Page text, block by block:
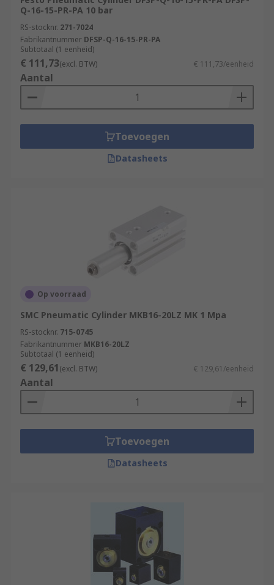
Q-16-15-PR-PA 10 bar
RS-stocknr. 271-7024
Fabrikantnummer DFSP-Q-16-15-PR-PA
Subtotaal (1 eenheid)
€ 111,73(excl. BTW) € 111,73/eenheid
Aantal
Toevoegen
Datasheets
Op voorraad
SMC Pneumatic Cylinder MKB16-20LZ MK 1 Mpa
RS-stocknr. 715-0745
Fabrikantnummer MKB16-20LZ
Subtotaal (1 eenheid)
€ 129,61(excl. BTW) € 129,61/eenheid
Aantal
Toevoegen
Datasheets